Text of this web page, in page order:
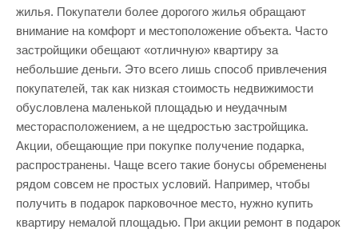
жилья. Покупатели более дорогого жилья обращают
внимание на комфорт и местоположение объекта. Часто
застройщики обещают «отличную» квартиру за
небольшие деньги. Это всего лишь способ привлечения
покупателей, так как низкая стоимость недвижимости
обусловлена маленькой площадью и неудачным
месторасположением, а не щедростью застройщика.
Акции, обещающие при покупке получение подарка,
распространены. Чаще всего такие бонусы обременены
рядом совсем не простых условий. Например, чтобы
получить в подарок парковочное место, нужно купить
квартиру немалой площадью. При акции ремонт в подарок